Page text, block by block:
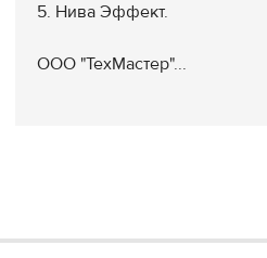
5. Нива Эффект.
ООО "ТехМастер"...